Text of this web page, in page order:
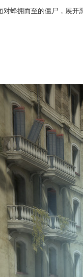
蜂拥而至的僵尸，展开